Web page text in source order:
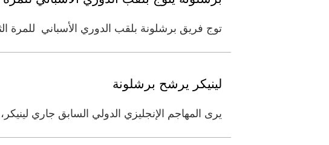
توج فريق برشلونة بلقب الدوري الأسباني للمرة
لينيكر يرشح برشلونة
يرى المهاجم الإنجليزي الدولي السابق جاري